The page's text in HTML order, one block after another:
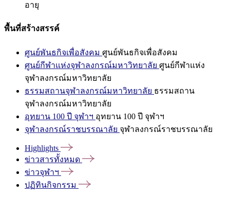
อายุ
พื้นที่สร้างสรรค์
ศูนย์พันธกิจเพื่อสังคม ศูนย์พันธกิจเพื่อสังคม
ศูนย์กีฬาแห่งจุฬาลงกรณ์มหาวิทยาลัย ศูนย์กีฬาแห่ง
จุฬาลงกรณ์มหาวิทยาลัย
ธรรมสถานจุฬาลงกรณ์มหาวิทยาลัย ธรรมสถาน
จุฬาลงกรณ์มหาวิทยาลัย
อุทยาน 100 ปี จุฬาฯ อุทยาน 100 ปี จุฬาฯ
จุฬาลงกรณ์ราชบรรณาลัย จุฬาลงกรณ์ราชบรรณาลัย
Highlights
ข่าวสารทั้งหมด
ข่าวจุฬาฯ
ปฏิทินกิจกรรม